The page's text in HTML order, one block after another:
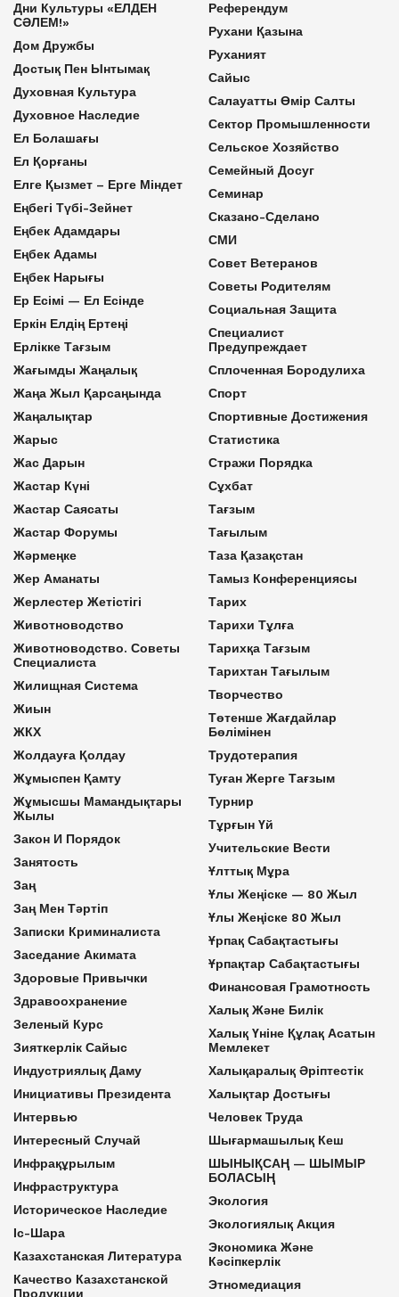
Дни Культуры «ЕЛДЕН
СӘЛЕМ!»
Дом Дружбы
Достық Пен Ынтымақ
Духовная Культура
Духовное Наследие
Ел Болашағы
Ел Қорғаны
Елге Қызмет – Ерге Міндет
Еңбегі Түбі-Зейнет
Еңбек Адамдары
Еңбек Адамы
Еңбек Нарығы
Ер Есімі — Ел Есінде
Еркін Елдің Ертеңі
Ерлікке Тағзым
Жағымды Жаңалық
Жаңа Жыл Қарсаңында
Жаңалықтар
Жарыс
Жас Дарын
Жастар Күні
Жастар Саясаты
Жастар Форумы
Жәрмеңке
Жер Аманаты
Жерлестер Жетістігі
Животноводство
Животноводство. Советы
Специалиста
Жилищная Система
Жиын
ЖКХ
Жолдауға Қолдау
Жұмыспен Қамту
Жұмысшы Мамандықтары
Жылы
Закон И Порядок
Занятость
Заң
Заң Мен Тәртіп
Записки Криминалиста
Заседание Акимата
Здоровые Привычки
Здравоохранение
Зеленый Курс
Зияткерлік Сайыс
Индустриялық Даму
Инициативы Президента
Интервью
Интересный Случай
Инфрақұрылым
Инфраструктура
Историческое Наследие
Іс-Шара
Казахстанская Литература
Качество Казахстанской
Продукции
Референдум
Рухани Қазына
Руханият
Сайыс
Салауатты Өмір Салты
Сектор Промышленности
Сельское Хозяйство
Семейный Досуг
Семинар
Сказано-Сделано
СМИ
Совет Ветеранов
Советы Родителям
Социальная Защита
Специалист
Предупреждает
Сплоченная Бородулиха
Спорт
Спортивные Достижения
Статистика
Стражи Порядка
Сұхбат
Тағзым
Тағылым
Таза Қазақстан
Тамыз Конференциясы
Тарих
Тарихи Тұлға
Тарихқа Тағзым
Тарихтан Тағылым
Творчество
Төтенше Жағдайлар
Бөлімінен
Трудотерапия
Туған Жерге Тағзым
Турнир
Тұрғын Үй
Учительские Вести
Ұлттық Мұра
Ұлы Жеңіске — 80 Жыл
Ұлы Жеңіске 80 Жыл
Ұрпақ Сабақтастығы
Ұрпақтар Сабақтастығы
Финансовая Грамотность
Халық Және Билік
Халық Үніне Құлақ Асатын
Мемлекет
Халықаралық Әріптестік
Халықтар Достығы
Человек Труда
Шығармашылық Кеш
ШЫНЫҚСАҢ — ШЫМЫР
БОЛАСЫҢ
Экология
Экологиялық Акция
Экономика Және
Кәсіпкерлік
Этномедиация